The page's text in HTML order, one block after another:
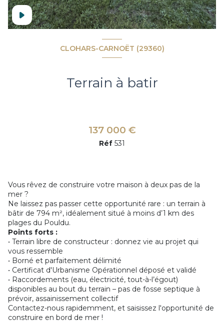
CLOHARS-CARNOËT (29360)
Terrain à batir
137 000 €
Réf 531
Vous rêvez de construire votre maison à deux pas de la
mer ?
Ne laissez pas passer cette opportunité rare : un terrain à
bâtir de 794 m², idéalement situé à moins d’1 km des
plages du Pouldu.
Points forts :
• Terrain libre de constructeur : donnez vie au projet qui
vous ressemble
• Borné et parfaitement délimité
• Certificat d'Urbanisme Opérationnel déposé et validé
• Raccordements (eau, électricité, tout-à-l’égout)
disponibles au bout du terrain – pas de fosse septique à
prévoir, assainissement collectif
Contactez-nous rapidemment, et saisissez l'opportunité de
construire en bord de mer !